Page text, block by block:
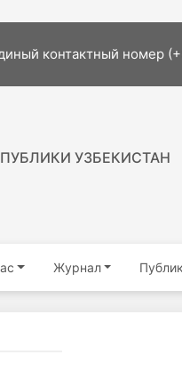
контактный номер
УЗБЕКИСТАН
Журнал